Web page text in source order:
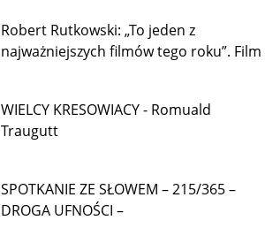
Robert Rutkowski: „To jeden z
najważniejszych filmów tego roku”. Film
WIELCY KRESOWIACY - Romuald
Traugutt
SPOTKANIE ZE SŁOWEM – 215/365 –
DROGA UFNOŚCI –